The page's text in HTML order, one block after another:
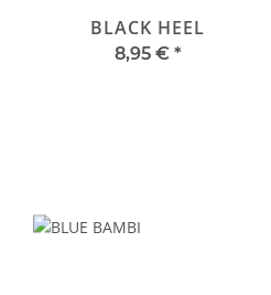
BLACK HEEL
8,95 € *